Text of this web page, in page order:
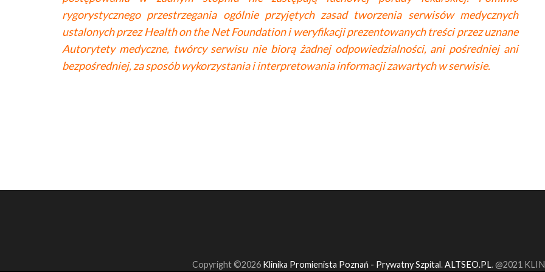
rygorystycznego przestrzegania ogólnie przyjętych zasad tworzenia serwisów medycznych
ustalonych przez Health on the Net Foundation i weryfikacji prezentowanych treści przez uznane
Autorytety medyczne, twórcy serwisu nie biorą żadnej odpowiedzialności, ani pośredniej ani
bezpośredniej, za sposób wykorzystania i interpretowania informacji zawartych w serwisie.
Copyright ©2026 Klinika Promienista Poznań - Prywatny Szpital . ALTSEO.PL. @2021